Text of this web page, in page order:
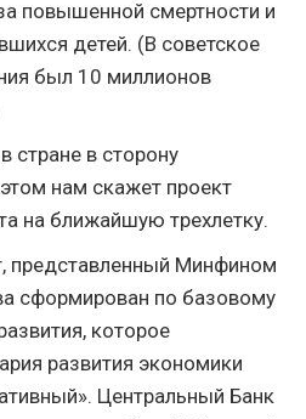
повышенной смертности и
детей. (В советское
был 10 миллионов
стране в сторону
нам скажет проект
на ближайшую трехлетку.
Минфином
сформирован по базовому
которое
развития экономики
Центральный Банк